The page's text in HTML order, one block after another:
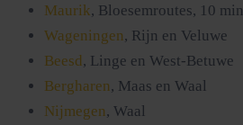
Maurik, Bloesemroutes, 10 min
Wageningen, Rijn en Veluwe
Beesd, Linge en West-Betuwe
Bergharen, Maas en Waal
Nijmegen, Waal